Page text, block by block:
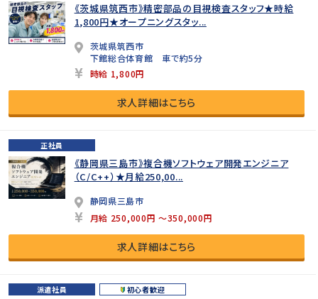
《茨城県筑西市》精密部品の目視検査スタッフ★時給
1,800円★オープニングスタッ...
茨城県筑西市
下館総合体育館 車で約5分
時給 1,800円
求人詳細はこちら
正社員
《静岡県三島市》複合機ソフトウェア開発エンジニア
（C/C++）★月給250,00...
静岡県三島市
月給 250,000円 ～350,000円
求人詳細はこちら
派遣社員 初心者歓迎